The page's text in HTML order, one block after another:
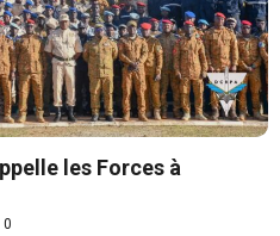
les Forces à
0
Bobo-Dioulasso : le taux
est de 17,23 %
0
le personnel rend hommage
Nestor Noufé